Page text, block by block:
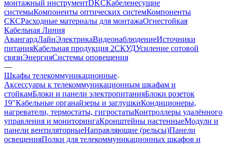
монтажный инструментDKCКабеленесущие
системыКомпоненты оптических системКомпоненты
СКСРасходные материалы для монтажаОгнестойкая
Кабельная Линия
АвангардЛайнЭлектрикаВидеонаблюдениеИсточники
питанияКабельная продукция 2СКУДУсиление сотовой
связиЭнергияСистемы оповещения
—
Шкафы телекоммуникационные
Аксессуары к телекоммуникационным шкафам и
стойкамБлоки и панели электропитанияБлоки розеток
19"Кабельные органайзеры и заглушкиКондиционеры,
нагреватели, термостаты, гигростатыКонтроллеры удалённого
управления и мониторингаКронштейны настенныеМодули и
панели вентиляторныеНаправляющие (рельсы)Панели
освещенияПолки для телекоммуникационных шкафов и